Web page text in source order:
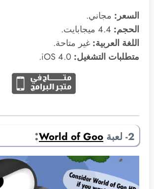
السعر: مجاني.
الحجم:
اللغة العربية: غير متاحة.
متطلبات التشغيل:
2- لعبة World of Goo
: